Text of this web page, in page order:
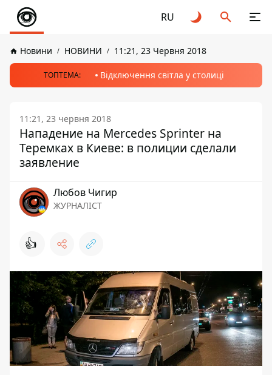
RU
Новини НОВИНИ 11:21, 23 Червня 2018
ТОПТЕМА: Відключення світла у столиці
11:21, 23 червня 2018
Нападение на Mercedes Sprinter на
Теремках в Киеве: в полиции сделали
заявление
Любов Чигир
ЖУРНАЛІСТ
👍